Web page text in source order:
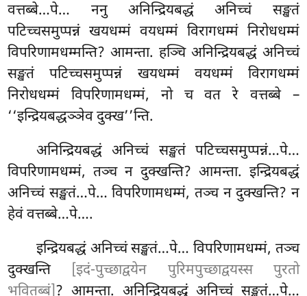
वत्तब्बे…पे… ननु अनिन्द्रियबद्धं अनिच्चं सङ्खतं
पटिच्चसमुप्पन्नं खयधम्मं वयधम्मं विरागधम्मं निरोधधम्मं
विपरिणामधम्मन्ति? आमन्ता. हञ्चि अनिन्द्रियबद्धं अनिच्चं
सङ्खतं पटिच्चसमुप्पन्नं खयधम्मं वयधम्मं विरागधम्मं
निरोधधम्मं विपरिणामधम्मं, नो च वत रे वत्तब्बे –
‘‘इन्द्रियबद्धञ्ञेव दुक्ख’’न्ति.
अनिन्द्रियबद्धं अनिच्चं सङ्खतं पटिच्चसमुप्पन्नं…पे…
विपरिणामधम्मं, तञ्च न दुक्खन्ति? आमन्ता. इन्द्रियबद्धं
अनिच्चं सङ्खतं…पे… विपरिणामधम्मं, तञ्च न दुक्खन्ति? न
हेवं वत्तब्बे…पे….
इन्द्रियबद्धं अनिच्चं सङ्खतं…पे… विपरिणामधम्मं, तञ्च
दुक्खन्ति
[इदं-पुच्छाद्वयेन पुरिमपुच्छाद्वयस्स पुरतो
भवितब्बं]? आमन्ता. अनिन्द्रियबद्धं अनिच्चं सङ्खतं…पे…